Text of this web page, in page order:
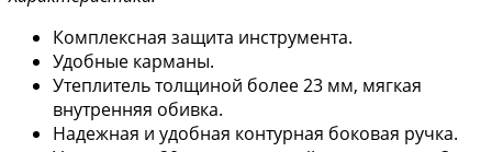
Комплексная защита инструмента.
Удобные карманы.
Утеплитель толщиной более 23 мм, мягкая
внутренняя обивка.
Надежная и удобная контурная боковая ручка.